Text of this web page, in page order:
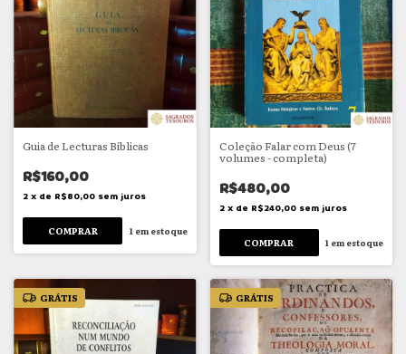
Guia de Lecturas Biblicas
R$160,00
2 x de R$80,00 sem juros
1em estoque
Coleção Falar com Deus (7
volumes - completa)
R$480,00
2 x de R$240,00 sem juros
1 em estoque
GRÁTIS GRÁTIS